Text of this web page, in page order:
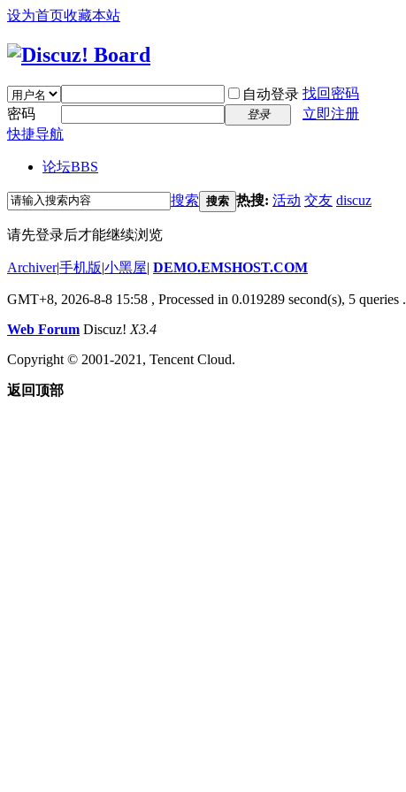
设为首页收藏本站
自动登录 找回密码
密码
登录
立即注册
快捷导航
论坛BBS
搜索 搜索 热搜: 活动 交友 discuz
请先登录后才能继续浏览
Archiver|手机版|小黑屋| DEMO.EMSHOST.COM
GMT+8, 2026-8-8 15:58 , Processed in 0.019289 second(s), 5 queries .
Web Forum Discuz! X3.4
Copyright © 2001-2021, Tencent Cloud.
返回顶部